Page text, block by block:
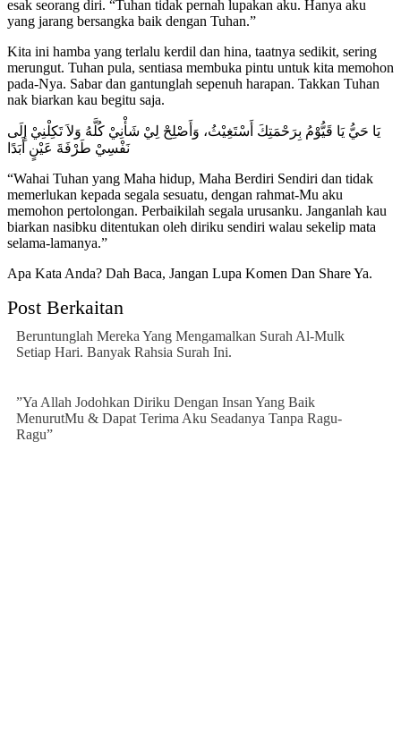
esak seorang diri. “Tuhan tidak pernah lupakan aku. Hanya aku
yang jarang bersangka baik dengan Tuhan.”
Kita ini hamba yang terlalu kerdil dan hina, taatnya sedikit, sering
merungut. Tuhan pula, sentiasa membuka pintu untuk kita memohon
pada-Nya. Sabar dan gantunglah sepenuh harapan. Takkan Tuhan
nak biarkan kau begitu saja.
يَا حَيُّ يَا قَيُّوْمُ بِرَحْمَتِكَ أَسْتَغِيْثُ، وَأَصْلِحْ لِيْ شَأْنِيْ كُلَّهُ وَلاَ تَكِلْنِيْ إِلَى
نَفْسِيْ طَرْفَةَ عَيْنٍ أَبَدًا
“Wahai Tuhan yang Maha hidup, Maha Berdiri Sendiri dan tidak
memerlukan kepada segala sesuatu, dengan rahmat-Mu aku
memohon pertolongan. Perbaikilah segala urusanku. Janganlah kau
biarkan nasibku ditentukan oleh diriku sendiri walau sekelip mata
selama-lamanya.”
Apa Kata Anda? Dah Baca, Jangan Lupa Komen Dan Share Ya.
Post Berkaitan
Beruntunglah Mereka Yang Mengamalkan Surah Al-Mulk
Setiap Hari. Banyak Rahsia Surah Ini.
”Ya Allah Jodohkan Diriku Dengan Insan Yang Baik
MenurutMu & Dapat Terima Aku Seadanya Tanpa Ragu-
Ragu”